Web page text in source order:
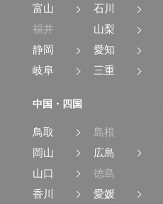
富山
石川
福井
山梨
静岡
愛知
岐阜
三重
中国・四国
鳥取
島根
岡山
広島
山口
徳島
香川
愛媛